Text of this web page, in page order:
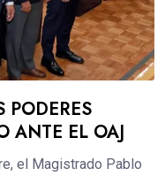
PODERES
ANTE EL OAJ
el Magistrado Pablo